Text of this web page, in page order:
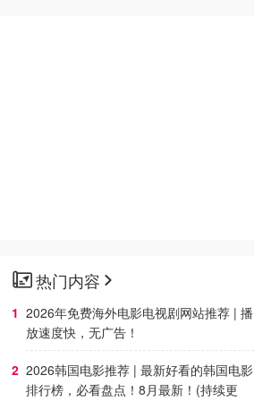
热门内容
2026年免费海外电影电视剧网站推荐 | 播
放速度快，无广告！
2026韩国电影推荐 | 最新好看的韩国电影
排行榜，必看盘点！8月最新！(持续更